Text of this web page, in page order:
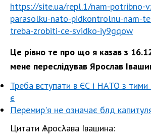
https://site.ua/repl.1/nam-potribno-
parasolku-nato-pidkontrolnu-nam-
treba-zrobiti-ce-svidko-iy9gqow
Це рівно те про що я казав з
мене переслідував Ярослав
Треба вступати в ЄС і НАТО з
є
Перемир'я не означає блд
Цитати Ѧросλава Івашина: